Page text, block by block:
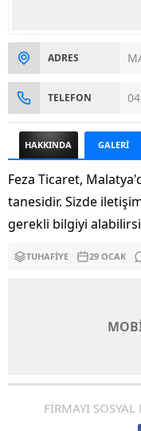
ADRES
TELEFON
HAKKINDA GALERİ
Feza Ticaret,
tanesidir. Sizde
gerekli bilgiyi
TUHAFIYE 29 OCAK
FİRMAYI